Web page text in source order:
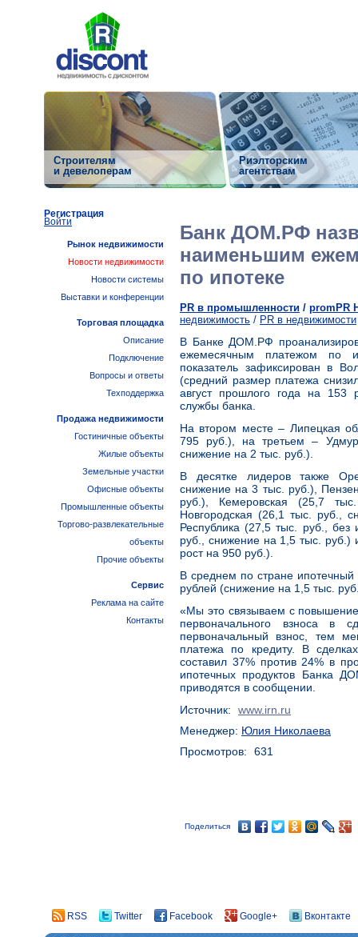
Строителям
и девелоперам
Риэлторским
агентствам
Банк ДОМ.РФ
наименьшим
по ипотеке
PR в промышленности / promPR
недвижимость / PR в недвижимости
В Банке ДОМ.РФ
ежемесячным платежом по
показатель зафиксирован в
(средний размер платежа
август прошлого года на 153
службы банка.
На втором месте – Липецкая
795 руб.), на третьем –
снижение на 2 тыс. руб.).
В десятке лидеров также
снижение на 3 тыс. руб.),
руб.), Кемеровская (25,7
Новгородская (26,1 тыс. руб.,
Республика (27,5 тыс. руб.,
руб., снижение на 1,5 тыс. руб.)
рост на 950 руб.).
В среднем по стране ипотечный
рублей (снижение на 1,5 тыс.
«Мы это связываем с
первоначального взноса в
первоначальный взнос, тем
платежа по кредиту. В
составил 37% против 24% в
ипотечных продуктов Банка
приводятся в сообщении.
Источник:
www.irn.ru
Менеджер: Юлия Николаева
Просмотров:
631
Поделиться
Регистрация
Войти
Рынок недвижимости
Новости недвижимости
Новости системы
Выставки и конференции
Торговая площадка
Описание
Подключение
Вопросы и ответы
Техподдержка
Продажа недвижимости
Гостиничные объекты
Жилые объекты
Земельные участки
Офисные объекты
Промышленные объекты
Торгово-развлекательные
объекты
Прочие объекты
Сервис
Реклама на сайте
Контакты
RSS Twitter Facebook Google+ Вконтакте